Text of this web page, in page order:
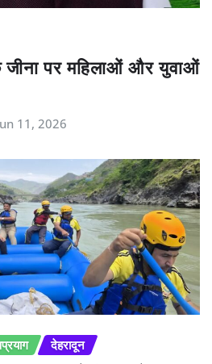
पर महिलाओं और युवाओं
11, 2026
देहरादून